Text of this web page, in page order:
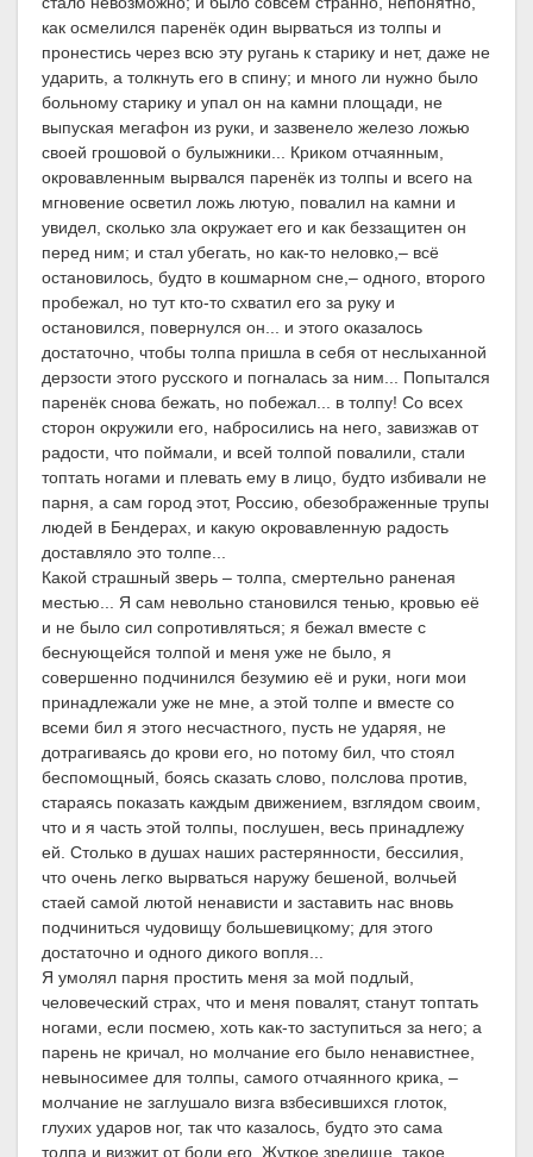
как осмелился паренёк один вырваться из толпы и
пронестись через всю эту ругань к старику и нет, даже не
ударить, а толкнуть его в спину; и много ли нужно было
больному старику и упал он на камни площади, не
выпуская мегафон из руки, и зазвенело железо ложью
своей грошовой о булыжники... Криком отчаянным,
окровавленным вырвался паренёк из толпы и всего на
мгновение осветил ложь лютую, повалил на камни и
увидел, сколько зла окружает его и как беззащитен он
перед ним; и стал убегать, но как-то неловко,– всё
остановилось, будто в кошмарном сне,– одного, второго
пробежал, но тут кто-то схватил его за руку и
остановился, повернулся он... и этого оказалось
достаточно, чтобы толпа пришла в себя от неслыханной
дерзости этого русского и погналась за ним... Попытался
паренёк снова бежать, но побежал... в толпу! Со всех
сторон окружили его, набросились на него, завизжав от
радости, что поймали, и всей толпой повалили, стали
топтать ногами и плевать ему в лицо, будто избивали не
парня, а сам город этот, Россию, обезображенные трупы
людей в Бендерах, и какую окровавленную радость
доставляло это толпе...
Какой страшный зверь – толпа, смертельно раненая
местью... Я сам невольно становился тенью, кровью её
и не было сил сопротивляться; я бежал вместе с
беснующейся толпой и меня уже не было, я
совершенно подчинился безумию её и руки, ноги мои
принадлежали уже не мне, а этой толпе и вместе со
всеми бил я этого несчастного, пусть не ударяя, не
дотрагиваясь до крови его, но потому бил, что стоял
беспомощный, боясь сказать слово, полслова против,
стараясь показать каждым движением, взглядом своим,
что и я часть этой толпы, послушен, весь принадлежу
ей. Столько в душах наших растерянности, бессилия,
что очень легко вырваться наружу бешеной, волчьей
стаей самой лютой ненависти и заставить нас вновь
подчиниться чудовищу большевицкому; для этого
достаточно и одного дикого вопля...
Я умолял парня простить меня за мой подлый,
человеческий страх, что и меня повалят, станут топтать
ногами, если посмею, хоть как-то заступиться за него; а
парень не кричал, но молчание его было ненавистнее,
невыносимее для толпы, самого отчаянного крика, –
молчание не заглушало визга взбесившихся глоток,
глухих ударов ног, так что казалось, будто это сама
толпа и визжит от боли его. Жуткое зрелище, такое